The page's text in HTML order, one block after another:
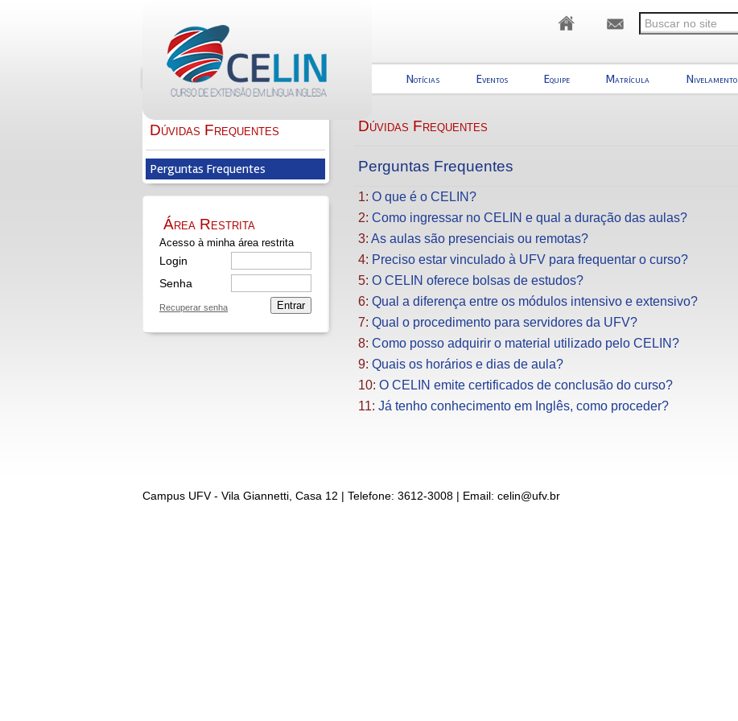
Quem Somos Informações Notícias Eventos Equipe Matrícula Nivelamento
Dúvidas Frequentes
Perguntas Frequentes
Área Restrita
Acesso à minha área restrita
Login
Senha
Recuperar senha Entrar
Dúvidas Frequentes
Perguntas Frequentes
1: O que é o CELIN?
2: Como ingressar no CELIN e qual a duração das aulas?
3: As aulas são presenciais ou remotas?
4: Preciso estar vinculado à UFV para frequentar o curso?
5: O CELIN oferece bolsas de estudos?
6: Qual a diferença entre os módulos intensivo e extensivo?
7: Qual o procedimento para servidores da UFV?
8: Como posso adquirir o material utilizado pelo CELIN?
9: Quais os horários e dias de aula?
10: O CELIN emite certificados de conclusão do curso?
11: Já tenho conhecimento em Inglês, como proceder?
Campus UFV - Vila Giannetti, Casa 12 | Telefone: 3612-3008 | Email: celin@ufv.br